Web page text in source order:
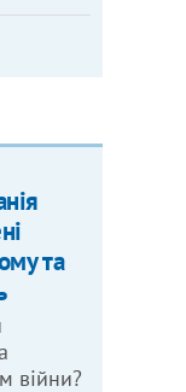
та
війни?